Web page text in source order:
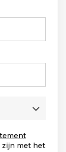
zijn met het